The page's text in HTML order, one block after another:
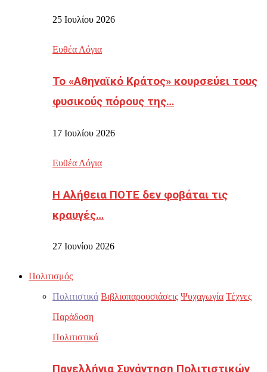
25 Ιουλίου 2026
Ευθέα Λόγια
Το «Αθηναϊκό Κράτος» κουρσεύει τους
φυσικούς πόρους της…
17 Ιουλίου 2026
Ευθέα Λόγια
Η Αλήθεια ΠΟΤΕ δεν φοβάται τις
κραυγές…
27 Ιουνίου 2026
Πολιτισμός
Πολιτιστικά Βιβλιοπαρουσιάσεις Ψυχαγωγία Τέχνες
Παράδοση
Πολιτιστικά
Πανελλήνια Συνάντηση Πολιτιστικών